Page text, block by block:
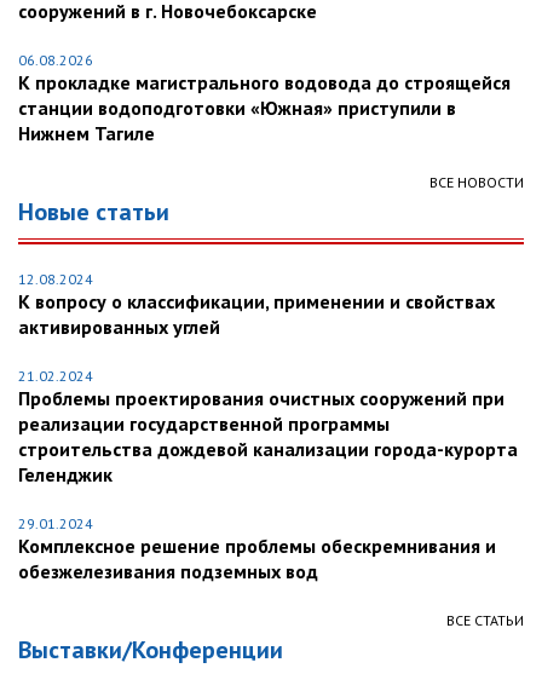
сооружений в г. Новочебоксарске
06.08.2026
К прокладке магистрального водовода до строящейся
станции водоподготовки «Южная» приступили в
Нижнем Тагиле
ВСЕ НОВОСТИ
Новые статьи
12.08.2024
К вопросу о классификации, применении и свойствах
активированных углей
21.02.2024
Проблемы проектирования очистных сооружений при
реализации государственной программы
строительства дождевой канализации города-курорта
Геленджик
29.01.2024
Комплексное решение проблемы обескремнивания и
обезжелезивания подземных вод
ВСЕ СТАТЬИ
Выставки/Конференции